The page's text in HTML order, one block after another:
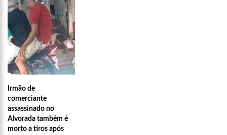
15:24
Wilson Lima concede a 6.705 famílias o direito de uso da terra
em 11 Unidades de Conservação Estaduais
20:34 Capacitação para Conselheiros Tutelares do Amazonas tem
inicio programado para setembro
17:01 Veja agora a programação Cultural para o domingo do Dia
dos Pais na cidade de Manaus.
21:23 Após Receber R$21,4 Milhões Do Governo Do Amazonas,
18:55 Violinista Victor Camilo encanta a cidade de Manaus com
Irmão de
comerciante
assassinado no
Alvorada também é
morto a tiros após